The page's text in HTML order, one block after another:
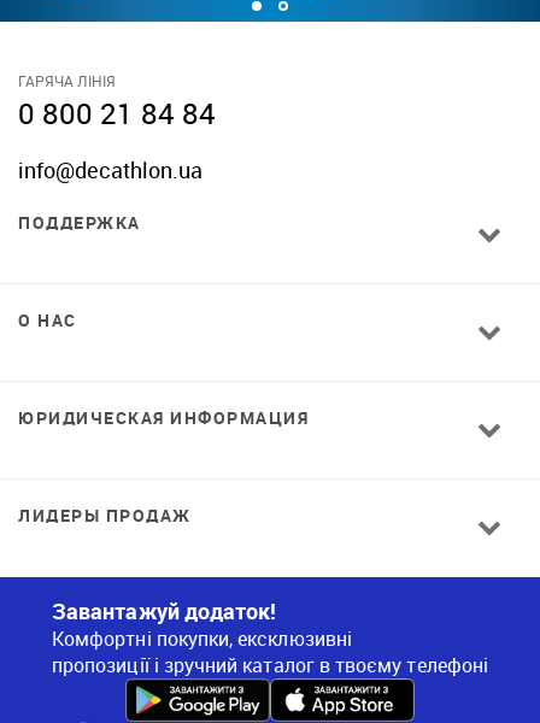
ГАРЯЧА ЛІНІЯ
0 800 21 84 84
info@decathlon.ua
ПОДДЕРЖКА
О НАС
ЮРИДИЧЕСКАЯ ИНФОРМАЦИЯ
ЛИДЕРЫ ПРОДАЖ
Завантажуй додаток!
Комфортні покупки, ексклюзивні
пропозиції і зручний каталог в твоєму телефоні